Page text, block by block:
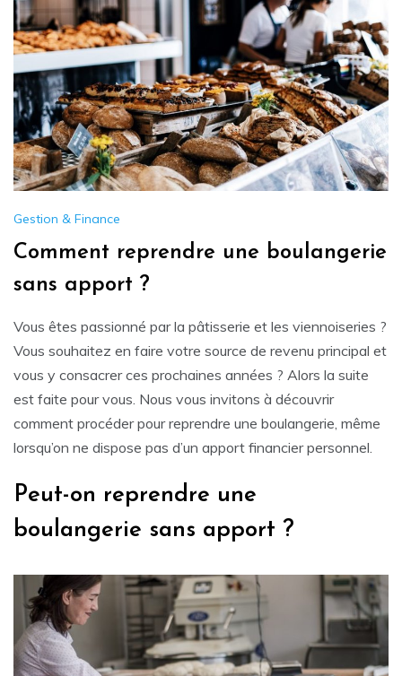
Gestion & Finance
Comment reprendre une boulangerie
sans apport ?
Vous êtes passionné par la pâtisserie et les viennoiseries ?
Vous souhaitez en faire votre source de revenu principal et
vous y consacrer ces prochaines années ? Alors la suite
est faite pour vous. Nous vous invitons à découvrir
comment procéder pour reprendre une boulangerie, même
lorsqu’on ne dispose pas d’un apport financier personnel.
Peut-on reprendre une
boulangerie sans apport ?